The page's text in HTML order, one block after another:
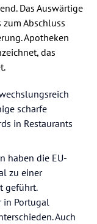
Das Auswärtige
Abschluss
Apotheken
das
scharfe
in Restaurants
haben die EU-
zu einer
geführt.
in Portugal
Auch